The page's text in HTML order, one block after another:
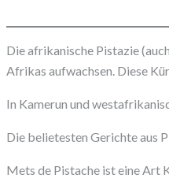
Die afrikanische Pistazie
Afrikas aufwachsen. Diese
In Kamerun und
Die belietesten Gerichte aus
Mets de Pistache ist eine Art